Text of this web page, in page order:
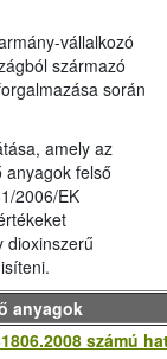
vállalkozó
származó
során
amely az
felső
2006/EK
dioxinszerű
anyagok
számú